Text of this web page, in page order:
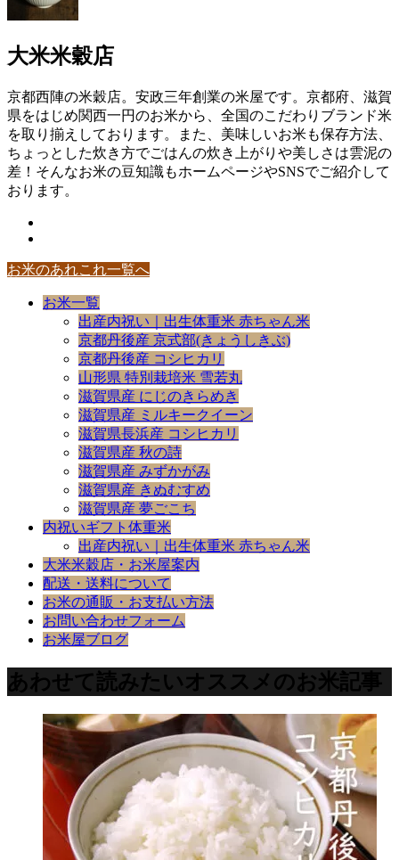
大米米穀店
京都西陣の米穀店。安政三年創業の米屋です。京都府、滋賀
県をはじめ関西一円のお米から、全国のこだわりブランド米
を取り揃えしております。また、美味しいお米も保存方法、
ちょっとした炊き方でごはんの炊き上がりや美しさは雲泥の
差！そんなお米の豆知識もホームページやSNSでご紹介して
おります。
お米のあれこれ一覧へ
お米一覧
出産内祝い｜出生体重米 赤ちゃん米
京都丹後産 京式部(きょうしきぶ)
京都丹後産 コシヒカリ
山形県 特別栽培米 雪若丸
滋賀県産 にじのきらめき
滋賀県産 ミルキークイーン
滋賀県長浜産 コシヒカリ
滋賀県産 秋の詩
滋賀県産 みずかがみ
滋賀県産 きぬむすめ
滋賀県産 夢ごこち
内祝いギフト体重米
出産内祝い｜出生体重米 赤ちゃん米
大米米穀店・お米屋案内
配送・送料について
お米の通販・お支払い方法
お問い合わせフォーム
お米屋ブログ
あわせて読みたいオススメのお米記事